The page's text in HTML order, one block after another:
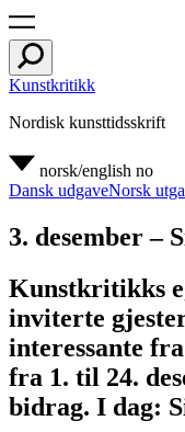
Kunstkritikk
Nordisk kunsttidsskrift
norsk/english no
Dansk udgaveNorsk
3. desember –
Kunstkritikks
inviterte
interessante
fra 1. til 24.
bidrag. I dag: